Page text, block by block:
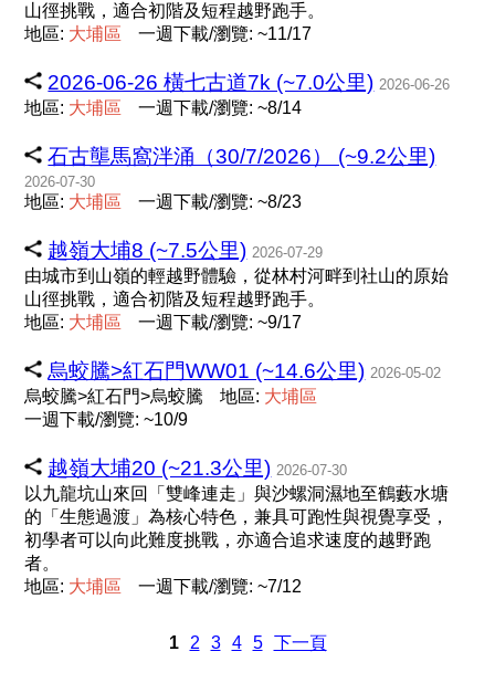
山徑挑戰，適合初階及短程越野跑手。
地區: 大埔區 一週下載/瀏覽: ~11/17
2026-06-26 橫七古道7k (~7.0公里) 2026-06-26
地區: 大埔區 一週下載/瀏覽: ~8/14
石古壟馬窩泮涌（30/7/2026） (~9.2公里)
2026-07-30
地區: 大埔區 一週下載/瀏覽: ~8/23
越嶺大埔8 (~7.5公里) 2026-07-29
由城市到山嶺的輕越野體驗，從林村河畔到社山的原始
山徑挑戰，適合初階及短程越野跑手。
地區: 大埔區 一週下載/瀏覽: ~9/17
烏蛟騰>紅石門WW01 (~14.6公里) 2026-05-02
烏蛟騰>紅石門>烏蛟騰 地區: 大埔區
一週下載/瀏覽: ~10/9
越嶺大埔20 (~21.3公里) 2026-07-30
以九龍坑山來回「雙峰連走」與沙螺洞濕地至鶴藪水塘
的「生態過渡」為核心特色，兼具可跑性與視覺享受，
初學者可以向此難度挑戰，亦適合追求速度的越野跑
者。
地區: 大埔區 一週下載/瀏覽: ~7/12
1 2 3 4 5 下一頁